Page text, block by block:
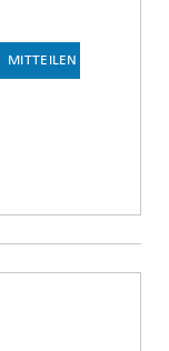
MITTEILEN